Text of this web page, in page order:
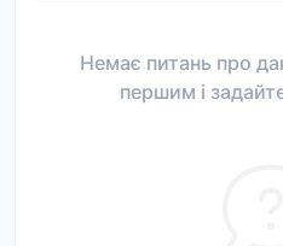
Немає питань про
першим і